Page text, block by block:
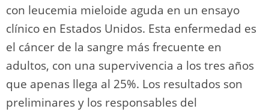
con leucemia mieloide aguda en un ensayo
clínico en Estados Unidos. Esta enfermedad es
el cáncer de la sangre más frecuente en
adultos, con una supervivencia a los tres años
que apenas llega al 25%. Los resultados son
preliminares y los responsables del